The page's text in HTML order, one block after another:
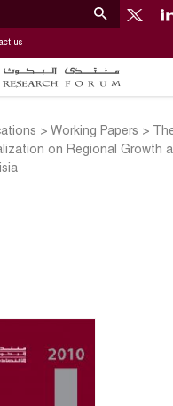
us
> Working Papers >
on Regional Growth